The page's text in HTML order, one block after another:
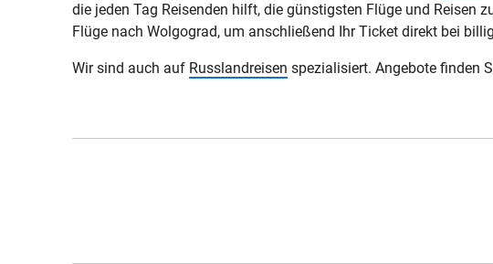
die jeden Tag Reisenden hilft, die günstigsten Flüge und Reisen
Flüge nach Wolgograd, um anschließend Ihr Ticket direkt bei
Wir sind auch auf Russlandreisen spezialisiert. Angebote finden